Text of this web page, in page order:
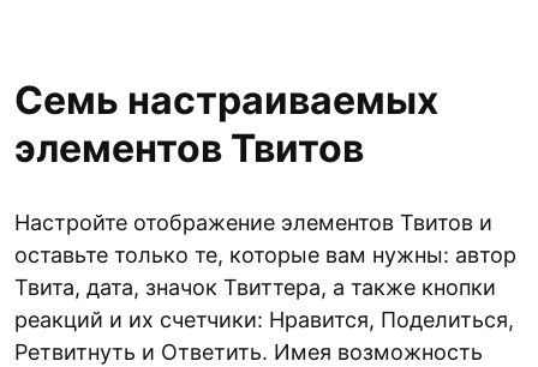
Семь настраиваемых
элементов Твитов
Настройте отображение элементов Твитов и
оставьте только те, которые вам нужны: автор
Твита, дата, значок Твиттера, а также кнопки
реакций и их счетчики: Нравится, Поделиться,
Ретвитнуть и Ответить. Имея возможность